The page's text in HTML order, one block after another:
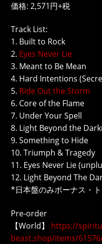
価格: 2,571円+税
Track List:
1. Built to Rock
2. Eyes Never Lie
3. Meant to Be Mean
4. Hard Intentions
5. Ride Out the Storm
6. Core of the Flame
7. Under Your Spell
8. Light Beyond the
9. Something to Hide
10. Triumph & Tragedy
11. Eyes Never Lie
12. Light Beyond The
*日本盤のみボーナス・
Pre-order
【World】 https://
beast.shop/items/